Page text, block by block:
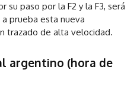
su paso por la F2 y la F3, será
prueba esta nueva
trazado de alta velocidad.
argentino (hora de